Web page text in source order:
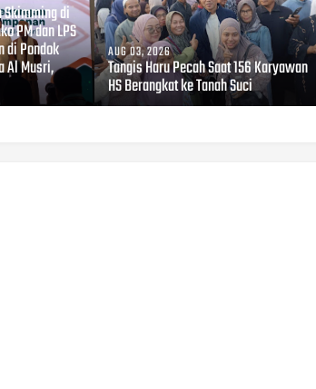
Skimming di
PM dan LPS
di Pondok
Al Musri,
AUG 03, 2026
Tangis Haru Pecah Saat 156 Karyawan
HS Berangkat ke Tanah Suci